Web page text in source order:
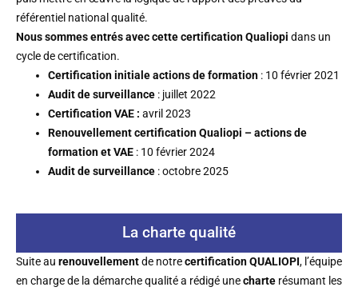
référentiel national qualité.
Nous sommes entrés avec cette certification Qualiopi dans un
cycle de certification.
Certification initiale actions de formation : 10 février 2021
Audit de surveillance : juillet 2022
Certification VAE : avril 2023
Renouvellement certification Qualiopi – actions de
formation et VAE : 10 février 2024
Audit de surveillance : octobre 2025
La charte qualité
Suite au renouvellementde notrecertification QUALIOPI, l’équipe
en charge de la démarche qualité a rédigé unecharte résumant les